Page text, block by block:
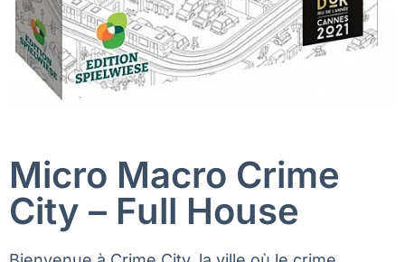
Micro Macro Crime
City – Full House